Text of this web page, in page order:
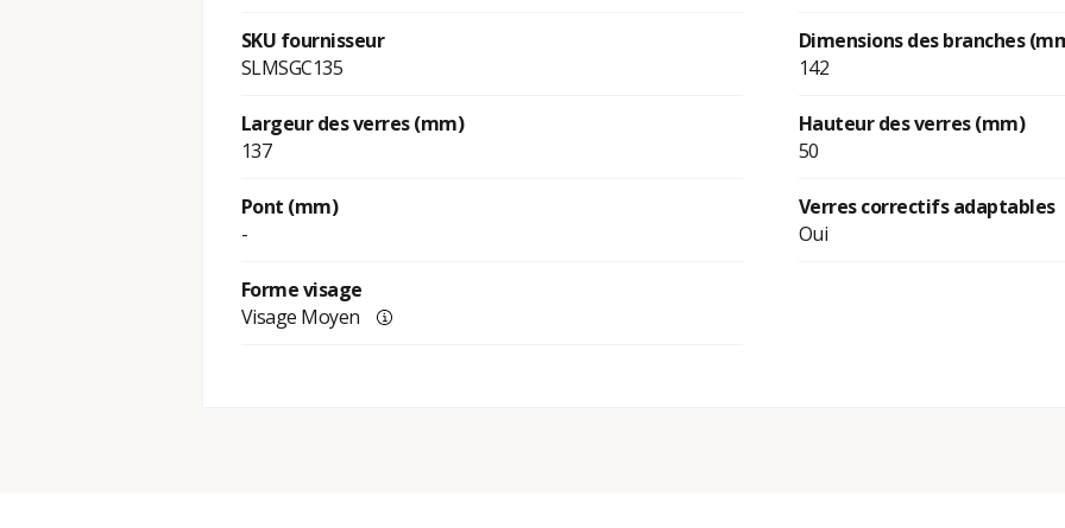
SKU fournisseur
SLMSGC135
Dimensions des branches
142
Largeur des verres (mm)
137
Hauteur des verres (mm)
50
Pont (mm)
-
Verres correctifs adaptables
Oui
Forme visage
Visage Moyen